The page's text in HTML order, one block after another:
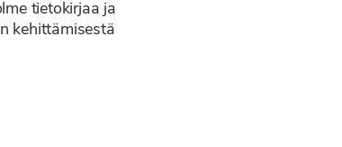
tietokirjaa ja
kehittämisestä